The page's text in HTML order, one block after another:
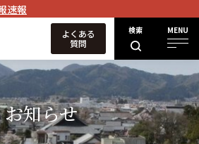
速報
検索 MENU
よくある
質問
お知らせ